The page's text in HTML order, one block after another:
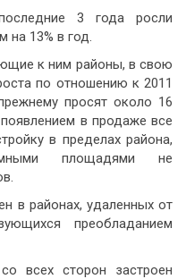
3 года росли
на 13% в год.
к ним районы, в свою
по отношению к 2011
просят около 16
в продаже все
в пределах района,
площадями не
в районах, удаленных от
преобладанием
всех сторон застроен